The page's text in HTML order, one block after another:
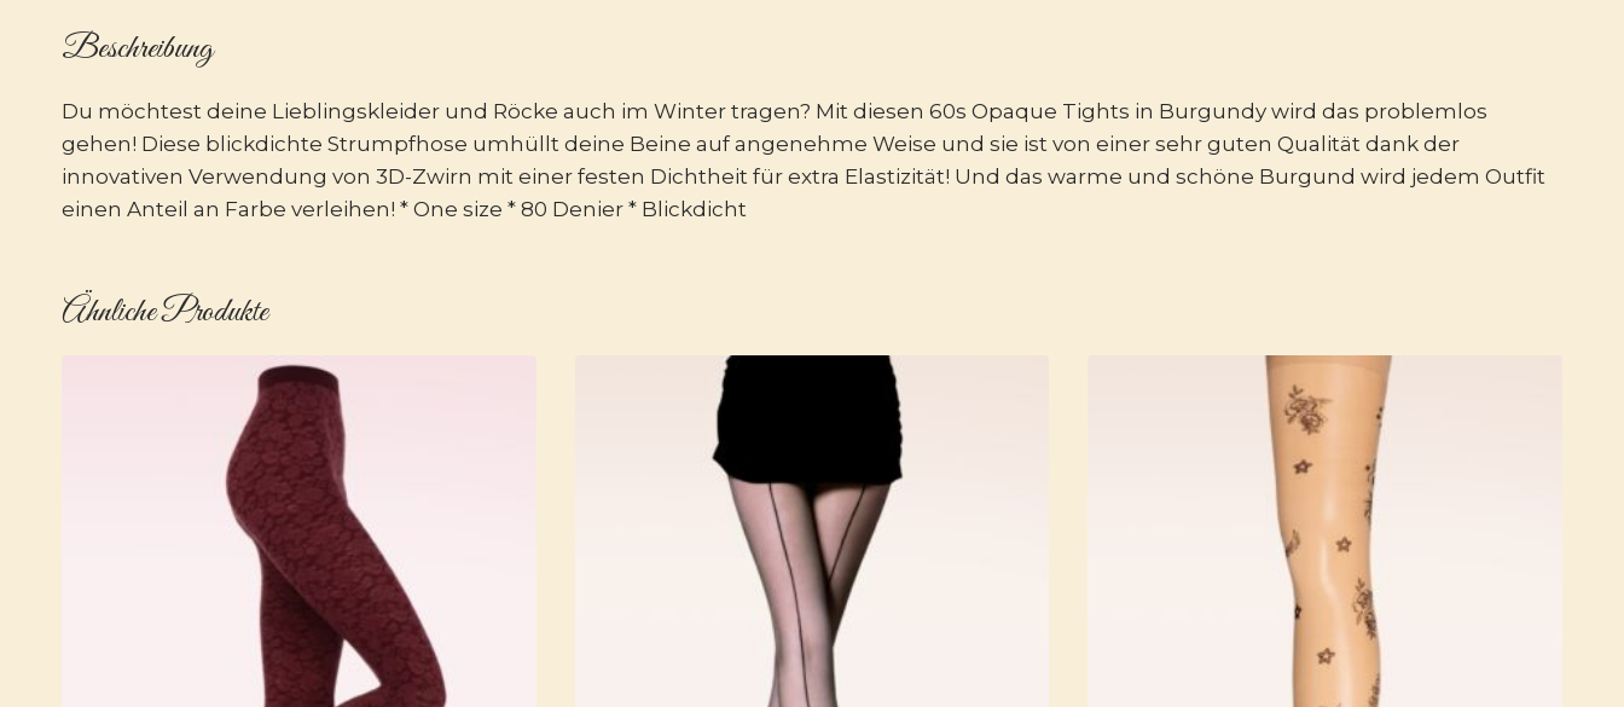
Beschreibung
Du möchtest deine Lieblingskleider und Röcke auch im Winter tragen? Mit diesen 60s Opaque Tights in Burgundy wird das problemlos
gehen! Diese blickdichte Strumpfhose umhüllt deine Beine auf angenehme Weise und sie ist von einer sehr guten Qualität dank der
innovativen Verwendung von 3D-Zwirn mit einer festen Dichtheit für extra Elastizität! Und das warme und schöne Burgund wird jedem Outfit
einen Anteil an Farbe verleihen! * One size * 80 Denier * Blickdicht
Ähnliche Produkte